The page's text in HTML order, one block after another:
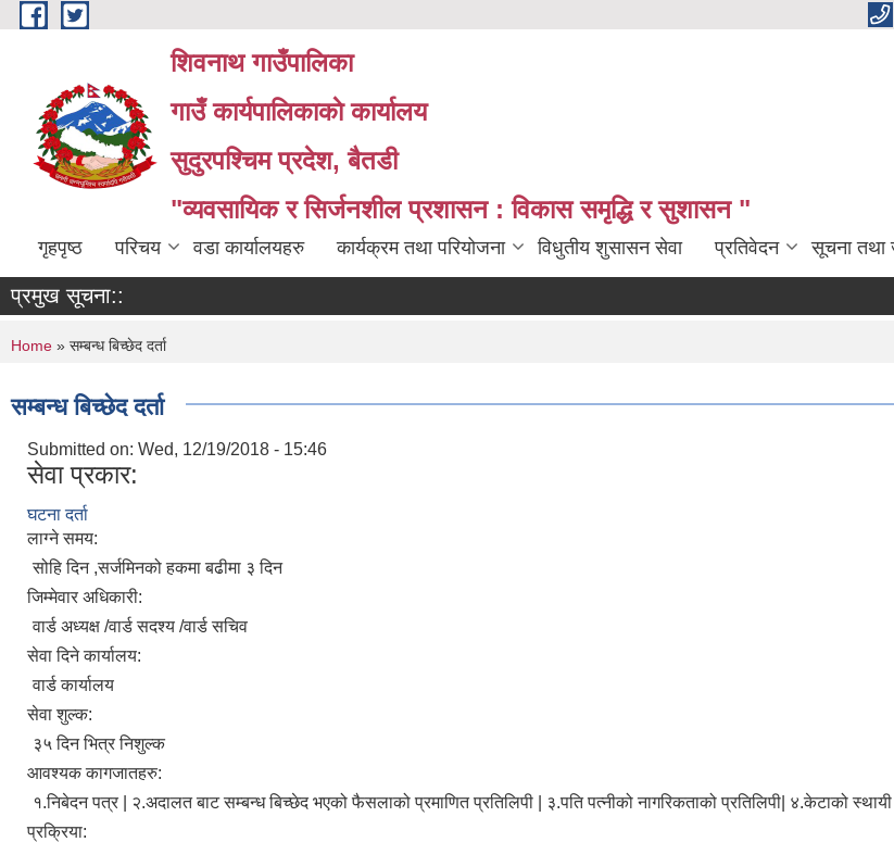
Skip to main content
शिवनाथ गाउँपालिका
गाउँ कार्यपालिकाकाे कार्यालय
सुदुरपश्चिम प्रदेश, बैतडी
"व्यवसायिक र सिर्जनशील प्रशासन : विकास समृद्धि र सुशासन "
गृहपृष्ठ परिचय वडा कार्यालयहरु कार्यक्रम तथा परियोजना विधुतीय शुसासन सेवा प्रतिवेदन सूचना तथा
प्रमुख सूचना::
You are here
Home » सम्बन्ध बिच्छेद दर्ता
सम्बन्ध बिच्छेद दर्ता
Submitted on: Wed, 12/19/2018 - 15:46
सेवा प्रकार:
घटना दर्ता
लाग्ने समय:
सोहि दिन ,सर्जमिनको हकमा बढीमा ३ दिन
जिम्मेवार अधिकारी:
वार्ड अध्यक्ष /वार्ड सदश्य /वार्ड सचिव
सेवा दिने कार्यालय:
वार्ड कार्यालय
सेवा शुल्क:
३५ दिन भित्र निशुल्क
आवश्यक कागजातहरु:
१.निबेदन पत्र | २.अदालत बाट सम्बन्ध बिच्छेद भएको फैसलाको प्रमाणित प्रतिलिपी | ३.पति पत्नीको नागरिकताको प्रतिलिपी| ४.केटाको स्थायी
प्रक्रिया: